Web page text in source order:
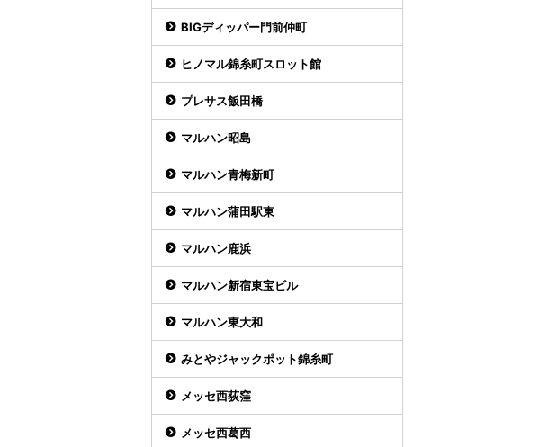
BIGディッパー門前仲町
ヒノマル錦糸町スロット館
プレサス飯田橋
マルハン昭島
マルハン青梅新町
マルハン蒲田駅東
マルハン鹿浜
マルハン新宿東宝ビル
マルハン東大和
みとやジャックポット錦糸町
メッセ西荻窪
メッセ西葛西